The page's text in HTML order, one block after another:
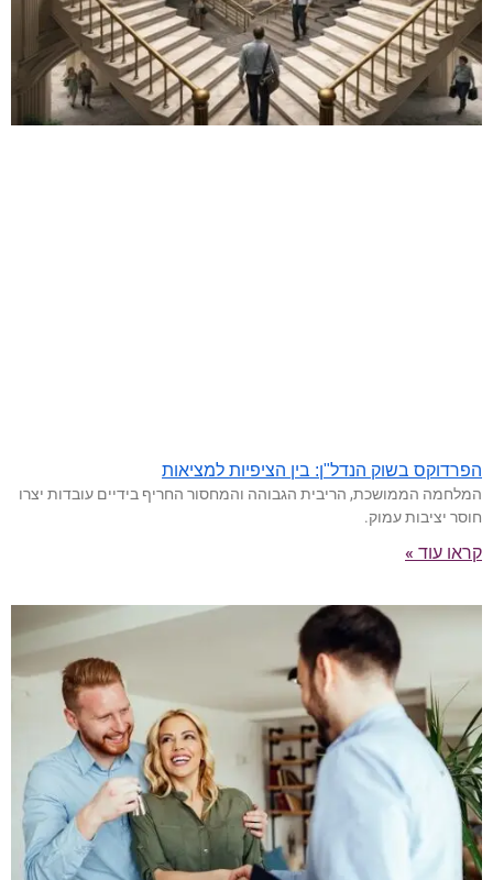
הפרדוקס בשוק הנדל"ן: בין הציפיות למציאות
המלחמה הממושכת, הריבית הגבוהה והמחסור החריף בידיים עובדות יצרו
חוסר יציבות עמוק.
קראו עוד »